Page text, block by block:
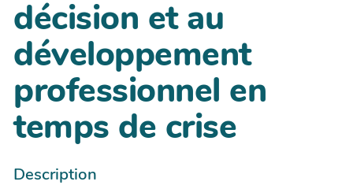
décision et au
développement
professionnel en
temps de crise
Description